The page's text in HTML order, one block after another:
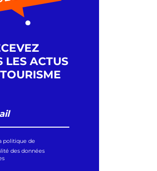
LES ACTUS
politique de
des données